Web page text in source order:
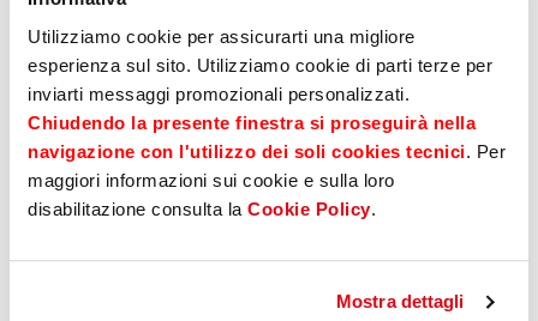
Utilizziamo cookie per assicurarti una migliore
esperienza sul sito. Utilizziamo cookie di parti terze per
inviarti messaggi promozionali personalizzati.
Chiudendo la presente finestra si proseguirà nella
navigazione con l'utilizzo dei soli cookies tecnici. Per
maggiori informazioni sui cookie e sulla loro
disabilitazione consulta la Cookie Policy.
Mostra dettagli
Il Gruppo Sparkasse ha sottoscritto un accordo
con
con l’obiettivo di
garantire agli agricoltori liquidità e supporto per
l’accesso ai mezzi tecnici, ai servizi, nonché per
favorire l’innovazione tecnologica e la transizione
energetica.
Messaggio pubblicitario con finalità promozionale.La